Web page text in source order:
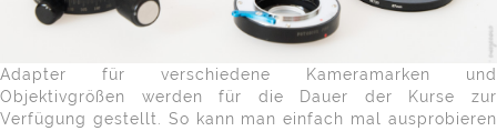
Adapter für verschiedene Kameramarken und
Objektivgrößen werden für die Dauer der Kurse zur
Verfügung gestellt. So kann man einfach mal ausprobieren